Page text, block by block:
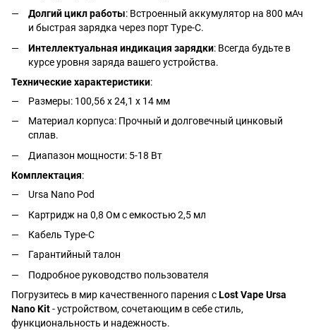
Долгий цикл работы: Встроенный аккумулятор на 800 мАч
и быстрая зарядка через порт Type-C.
Интеллектуальная индикация зарядки: Всегда будьте в
курсе уровня заряда вашего устройства.
Технические характеристики:
Размеры: 100,56 x 24,1 x 14 мм
Материал корпуса: Прочный и долговечный цинковый
сплав.
Диапазон мощности: 5-18 Вт
Комплектация:
Ursa Nano Pod
Картридж на 0,8 Ом с емкостью 2,5 мл
Кабель Type-C
Гарантийный талон
Подробное руководство пользователя
Погрузитесь в мир качественного парения сLost Vape Ursa
Nano Kit- устройством, сочетающим в себе стиль,
функциональность и надежность.